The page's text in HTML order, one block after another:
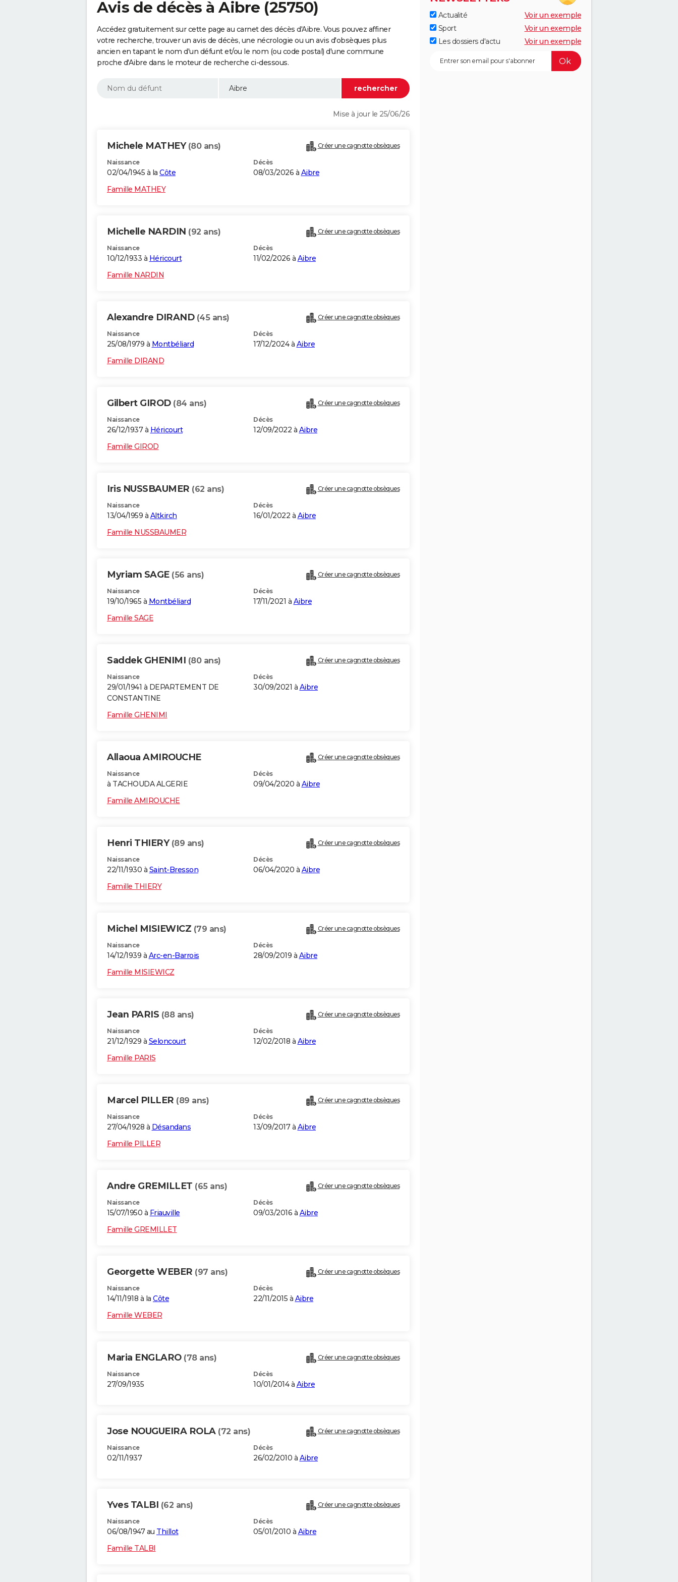
Avis de décès à Aibre (25750)
Accédez gratuitement sur cette page au carnet des décès d'Aibre. Vous pouvez affiner
votre recherche, trouver un avis de décès, une nécrologie ou un avis d'obsèques plus
ancien en tapant le nom d'un défunt et/ou le nom (ou code postal) d'une commune
proche d'Aibre dans le moteur de recherche ci-dessous.
Mise à jour le 25/06/26
Michele MATHEY (80 ans) Créer une cagnotte obsèques
Naissance
02/04/1945 à la Côte
Décès
08/03/2026 à Aibre
Famille MATHEY
Michelle NARDIN (92 ans) Créer une cagnotte obsèques
Naissance
10/12/1933 à Héricourt
Décès
11/02/2026 à Aibre
Famille NARDIN
Alexandre DIRAND (45 ans) Créer une cagnotte obsèques
Naissance
25/08/1979 à Montbéliard
Décès
17/12/2024 à Aibre
Famille DIRAND
Gilbert GIROD (84 ans) Créer une cagnotte obsèques
Naissance
26/12/1937 à Héricourt
Décès
12/09/2022 à Aibre
Famille GIROD
Iris NUSSBAUMER (62 ans) Créer une cagnotte obsèques
Naissance
13/04/1959 à Altkirch
Décès
16/01/2022 à Aibre
Famille NUSSBAUMER
Myriam SAGE (56 ans) Créer une cagnotte obsèques
Naissance
19/10/1965 à Montbéliard
Décès
17/11/2021 à Aibre
Famille SAGE
Saddek GHENIMI (80 ans) Créer une cagnotte obsèques
Naissance
29/01/1941 à DEPARTEMENT DE
CONSTANTINE
Décès
30/09/2021 à Aibre
Famille GHENIMI
Allaoua AMIROUCHE Créer une cagnotte obsèques
Naissance
à TACHOUDA ALGERIE
Décès
09/04/2020 à Aibre
Famille AMIROUCHE
Henri THIERY (89 ans) Créer une cagnotte obsèques
Naissance
22/11/1930 à Saint-Bresson
Décès
06/04/2020 à Aibre
Famille THIERY
Michel MISIEWICZ (79 ans) Créer une cagnotte obsèques
Naissance
14/12/1939 à Arc-en-Barrois
Décès
28/09/2019 à Aibre
Famille MISIEWICZ
Jean PARIS (88 ans) Créer une cagnotte obsèques
Naissance
21/12/1929 à Seloncourt
Décès
12/02/2018 à Aibre
Famille PARIS
Marcel PILLER (89 ans) Créer une cagnotte obsèques
Naissance
27/04/1928 à Désandans
Décès
13/09/2017 à Aibre
Famille PILLER
Andre GREMILLET (65 ans) Créer une cagnotte obsèques
Naissance
15/07/1950 à Friauville
Décès
09/03/2016 à Aibre
Famille GREMILLET
Georgette WEBER (97 ans) Créer une cagnotte obsèques
Naissance
14/11/1918 à la Côte
Décès
22/11/2015 à Aibre
Famille WEBER
Maria ENGLARO (78 ans) Créer une cagnotte obsèques
Naissance
27/09/1935
Décès
10/01/2014 à Aibre
Jose NOUGUEIRA ROLA (72 ans) Créer une cagnotte obsèques
Naissance
02/11/1937
Décès
26/02/2010 à Aibre
Yves TALBI (62 ans) Créer une cagnotte obsèques
Naissance
06/08/1947 au Thillot
Décès
05/01/2010 à Aibre
Famille TALBI
Actualité
Voir un exemple
Sport
Voir un exemple
Les dossiers d'actu
Voir un exemple